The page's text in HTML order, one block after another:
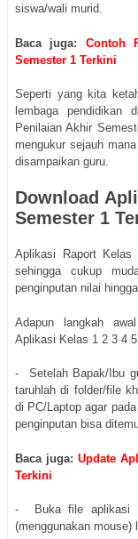
siswa/wali murid.
Baca juga: Contoh
Semester 1 Terkini
Seperti yang kita
lembaga pendidikan
Penilaian Akhir
mengukur sejauh
disampaikan guru.
Download
Semester 1
Aplikasi Raport
sehingga cukup
penginputan nilai
Adapun langkah
Aplikasi Kelas 1 2 3 4
- Setelah Bapak/Ibu
taruhlah di folder/file
di PC/Laptop agar
penginputan bisa
Baca juga: Update
Terkini
- Buka file aplikasi
(menggunakan mouse)